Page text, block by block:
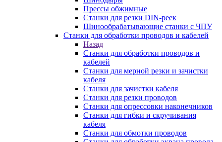
Прессы обжимные
Станки для резки DIN-реек
Шинообрабатывающие станки с ЧПУ
Станки для обработки проводов и кабелей
Назад
Станки для обработки проводов и
кабелей
Станки для мерной резки и зачистки
кабеля
Станки для зачистки кабеля
Станки для резки проводов
Станки для опрессовки наконечников
Станки для гибки и скручивания
кабеля
Станки для обмотки проводов